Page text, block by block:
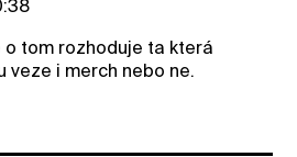
o tom rozhoduje ta která
veze i merch nebo ne.